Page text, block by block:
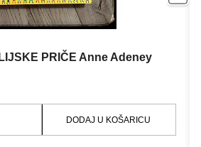
PRIČE Anne Adeney
DODAJ U KOŠARICU